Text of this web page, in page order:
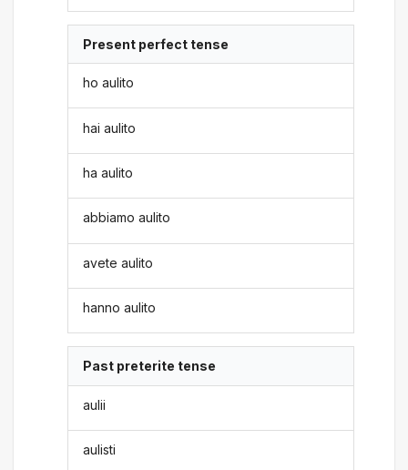
Present perfect tense
ho aulito
hai aulito
ha aulito
abbiamo aulito
avete aulito
hanno aulito
Past preterite tense
aulii
aulisti